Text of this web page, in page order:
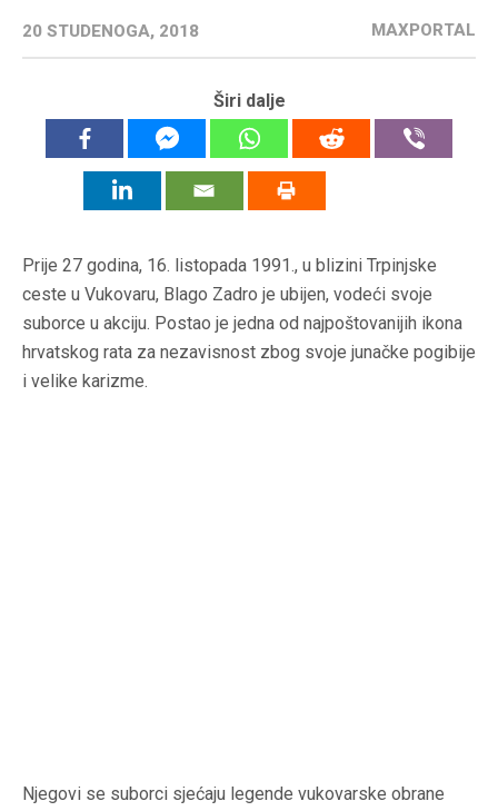
20 STUDENOGA, 2018 MAXPORTAL
Širi dalje
Prije 27 godina, 16. listopada 1991., u blizini Trpinjske
ceste u Vukovaru, Blago Zadro je ubijen, vodeći svoje
suborce u akciju. Postao je jedna od najpoštovanijih ikona
hrvatskog rata za nezavisnost zbog svoje junačke pogibije
i velike karizme.
Njegovi se suborci sjećaju legende vukovarske obrane